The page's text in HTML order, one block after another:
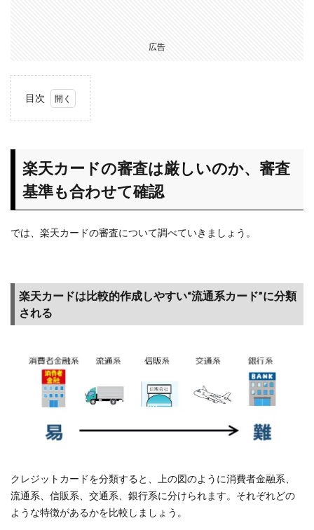
広告
目次
ドの
審査
は厳
か、
わせ
て確
認
楽天
カー
ドは
比較
的作
成し
通系
カー
ド”に
楽天カードの審査は厳しいのか、審査
基準も合わせて確認
では、楽天カードの審査について調べていきましょう。
楽天カードは比較的作成しやすい“流通系カード”に分類
される
クレジットカードを分類すると、上の図のように消費者金融系、
流通系、信販系、交通系、銀行系に分けられます。それぞれどの
ような特徴があるかを比較しましょう。